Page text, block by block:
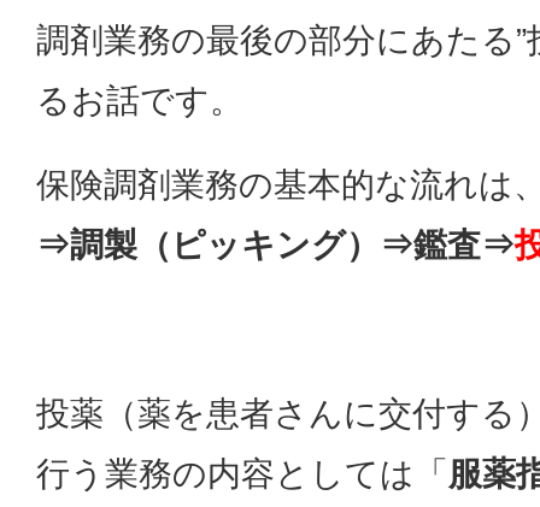
調剤業務の最後の部分にあたる”
るお話です。
保険調剤業務の基本的な流れは
⇒調製（ピッキング）⇒鑑査⇒
投薬（薬を患者さんに交付する
行う業務の内容としては「 服薬